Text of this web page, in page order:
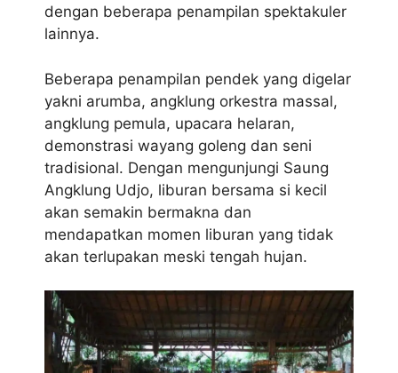
dengan beberapa penampilan spektakuler
lainnya.
Beberapa penampilan pendek yang digelar
yakni arumba, angklung orkestra massal,
angklung pemula, upacara helaran,
demonstrasi wayang goleng dan seni
tradisional. Dengan mengunjungi Saung
Angklung Udjo, liburan bersama si kecil
akan semakin bermakna dan
mendapatkan momen liburan yang tidak
akan terlupakan meski tengah hujan.